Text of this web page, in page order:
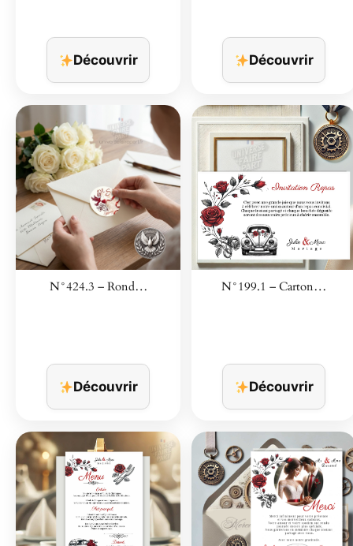
Découvrir Découvrir
N°424.3 – Rond…
Découvrir
N°199.1 – Carton…
Découvrir